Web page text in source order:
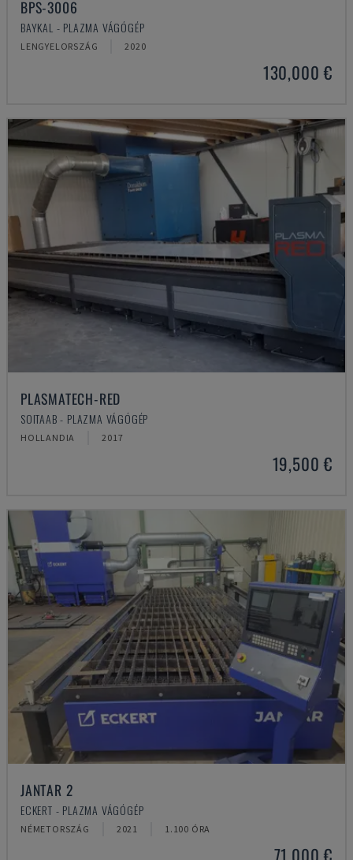
BPS-3006
BAYKAL - PLAZMA VÁGÓGÉP
LENGYELORSZÁG 2020
130,000 €
PLASMATECH-RED
SOITAAB - PLAZMA VÁGÓGÉP
HOLLANDIA 2017
19,500 €
JANTAR 2
ECKERT - PLAZMA VÁGÓGÉP
NÉMETORSZÁG 2021 1.100 ÓRA
71,000 €